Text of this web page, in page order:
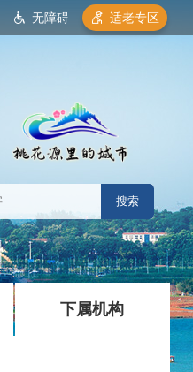
无障碍 适老专区
|
下属机构